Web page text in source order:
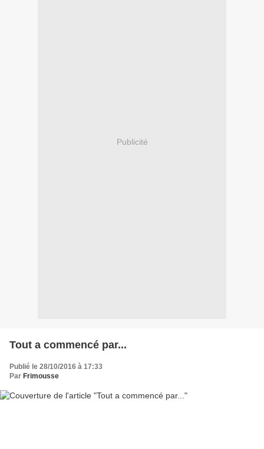
Publicité
Tout a commencé par...
Publié le 28/10/2016 à 17:33
Par Frimousse